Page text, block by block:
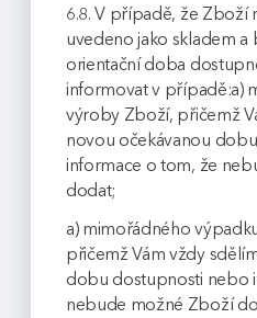
6.8. V případě, že Zboží
uvedeno jako skladem a
orientační doba
informovat v případě:a)
výroby Zboží, přičemž
novou očekávanou
informace o tom, že
dodat;
a) mimořádného
přičemž Vám vždy
dobu dostupnosti nebo
nebude možné Zboží